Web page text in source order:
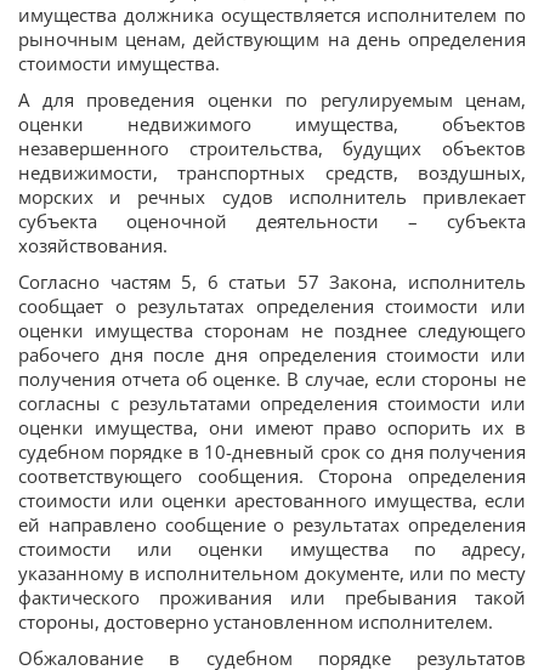
имущества должника осуществляется исполнителем по
рыночным ценам, действующим на день определения
стоимости имущества.
А для проведения оценки по регулируемым ценам,
оценки недвижимого имущества, объектов
незавершенного строительства, будущих объектов
недвижимости, транспортных средств, воздушных,
морских и речных судов исполнитель привлекает
субъекта оценочной деятельности – субъекта
хозяйствования.
Согласно частям 5, 6 статьи 57 Закона, исполнитель
сообщает о результатах определения стоимости или
оценки имущества сторонам не позднее следующего
рабочего дня после дня определения стоимости или
получения отчета об оценке. В случае, если стороны не
согласны с результатами определения стоимости или
оценки имущества, они имеют право оспорить их в
судебном порядке в 10-дневный срок со дня получения
соответствующего сообщения. Сторона определения
стоимости или оценки арестованного имущества, если
ей направлено сообщение о результатах определения
стоимости или оценки имущества по адресу,
указанному в исполнительном документе, или по месту
фактического проживания или пребывания такой
стороны, достоверно установленном исполнителем.
Обжалование в судебном порядке результатов